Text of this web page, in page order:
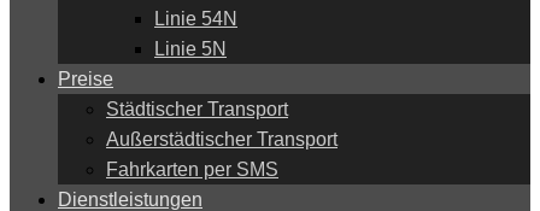
Linie 54N
Linie 5N
Preise
Städtischer Transport
Außerstädtischer Transport
Fahrkarten per SMS
Dienstleistungen